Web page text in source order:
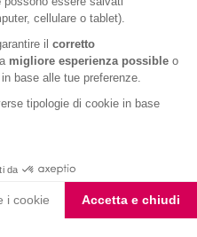
all'iscrizione alla newsletter
Italia Spa
Rossini 1/A